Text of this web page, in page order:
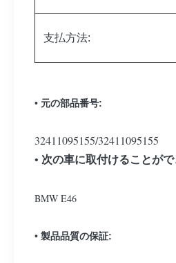
支払方法:
• 元の部品番号:
32411095155/32411095155
• 次の車に取付けることが
BMW E46
• 製品品質の保証: